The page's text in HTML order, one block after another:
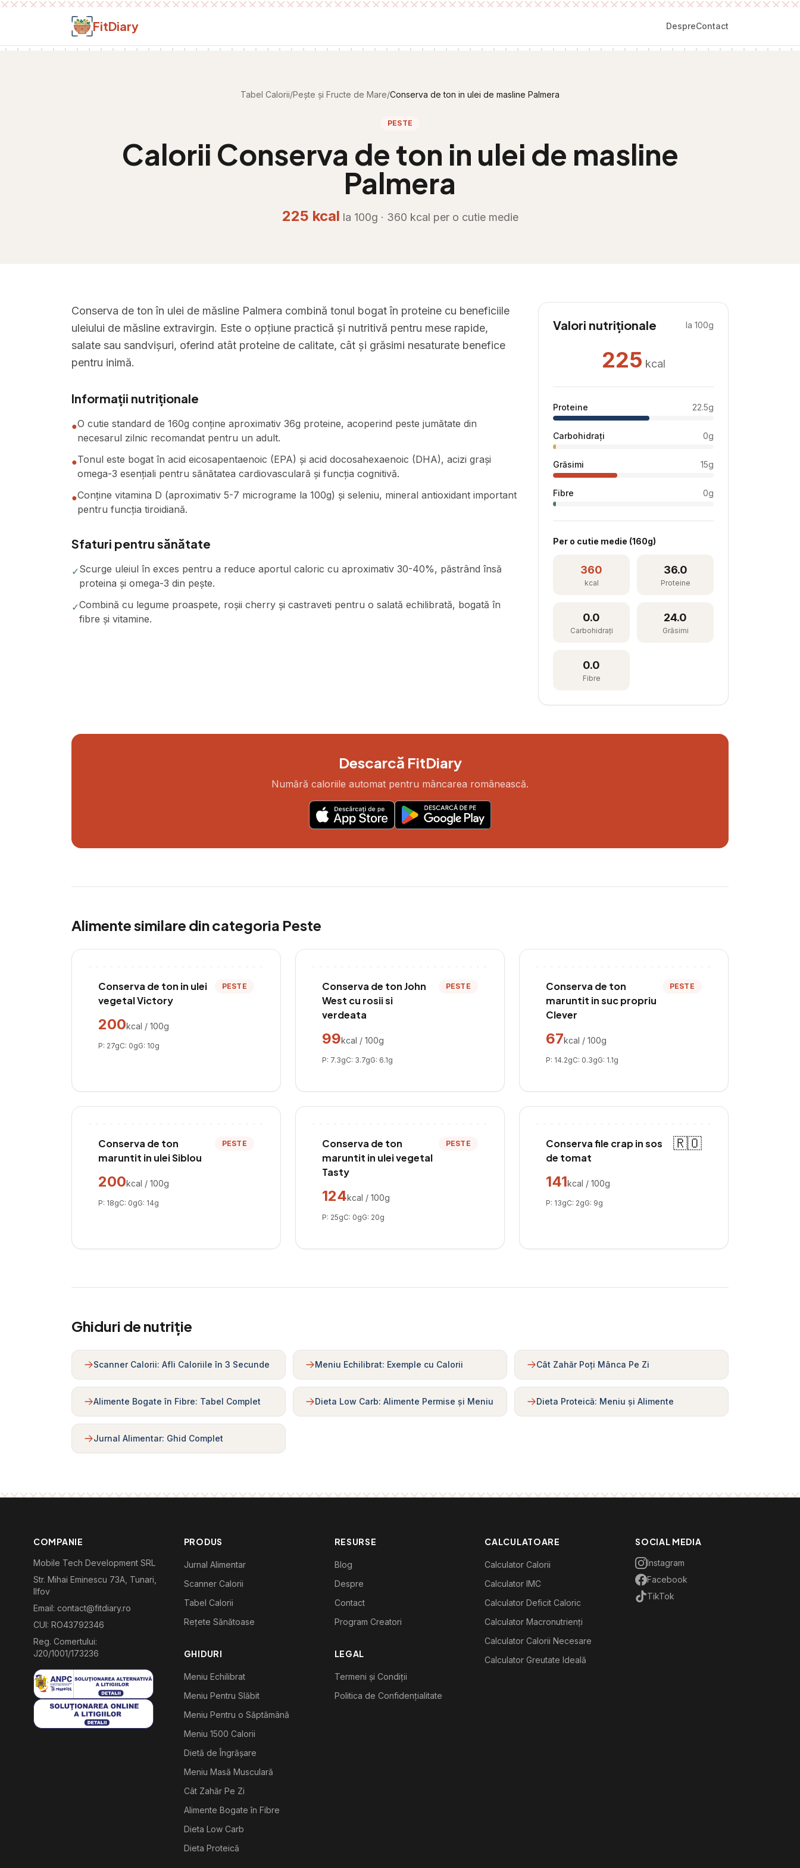
Salt la conținut
FitDiary DespreContact
Tabel Calorii/Pește și Fructe de Mare/Conserva de ton in ulei de masline Palmera
PESTE
Calorii Conserva de ton in ulei de masline
Palmera
225 kcal la 100g · 360 kcal per o cutie medie
Conserva de ton în ulei de măsline Palmera combină tonul bogat în proteine cu beneficiile
uleiului de măsline extravirgin. Este o opțiune practică și nutritivă pentru mese rapide,
salate sau sandvișuri, oferind atât proteine de calitate, cât și grăsimi nesaturate benefice
pentru inimă.
Informații nutriționale
●O cutie standard de 160g conține aproximativ 36g proteine, acoperind peste jumătate din
necesarul zilnic recomandat pentru un adult.
●Tonul este bogat în acid eicosapentaenoic (EPA) și acid docosahexaenoic (DHA), acizi grași
omega-3 esențiali pentru sănătatea cardiovasculară și funcția cognitivă.
●Conține vitamina D (aproximativ 5-7 micrograme la 100g) și seleniu, mineral antioxidant important
pentru funcția tiroidiană.
Sfaturi pentru sănătate
✓Scurge uleiul în exces pentru a reduce aportul caloric cu aproximativ 30-40%, păstrând însă
proteina și omega-3 din pește.
✓Combină cu legume proaspete, roșii cherry și castraveti pentru o salată echilibrată, bogată în
fibre și vitamine.
Valori nutriționale la 100g
225 kcal
Proteine 22.5g
Carbohidrați 0g
Grăsimi 15g
Fibre 0g
Per o cutie medie (160g)
360
kcal
36.0
Proteine
0.0
Carbohidrați
24.0
Grăsimi
0.0
Fibre
Descarcă FitDiary
Numără caloriile automat pentru mâncarea românească.
Alimente similare din categoria Peste
Conserva de ton in ulei
vegetal Victory
PESTE
200kcal / 100g
P: 27gC: 0gG: 10g
Conserva de ton John
West cu rosii si
verdeata
PESTE
99kcal / 100g
P: 7.3gC: 3.7gG: 6.1g
Conserva de ton
maruntit in suc propriu
Clever
PESTE
67kcal / 100g
P: 14.2gC: 0.3gG: 1.1g
Conserva de ton
maruntit in ulei Siblou
PESTE
200kcal / 100g
P: 18gC: 0gG: 14g
Conserva de ton
maruntit in ulei vegetal
Tasty
PESTE
124kcal / 100g
P: 25gC: 0gG: 20g
Conserva file crap in sos
de tomat
🇷🇴
141kcal / 100g
P: 13gC: 2gG: 9g
Ghiduri de nutriție
Scanner Calorii: Afli Caloriile în 3 Secunde Meniu Echilibrat: Exemple cu Calorii Cât Zahăr Poți Mânca Pe Zi
Alimente Bogate în Fibre: Tabel Complet Dieta Low Carb: Alimente Permise și Meniu Dieta Proteică: Meniu și Alimente
Jurnal Alimentar: Ghid Complet
COMPANIE
Mobile Tech Development SRL
Str. Mihai Eminescu 73A, Tunari,
Ilfov
Email: contact@fitdiary.ro
CUI: RO43792346
Reg. Comertului:
J20/1001/173236
PRODUS
Jurnal Alimentar
Scanner Calorii
Tabel Calorii
Rețete Sănătoase
GHIDURI
Meniu Echilibrat
Meniu Pentru Slăbit
Meniu Pentru o Săptămână
Meniu 1500 Calorii
Dietă de Îngrășare
Meniu Masă Musculară
Cât Zahăr Pe Zi
Alimente Bogate în Fibre
Dieta Low Carb
Dieta Proteică
RESURSE
Blog
Despre
Contact
Program Creatori
LEGAL
Termeni și Condiții
Politica de Confidențialitate
CALCULATOARE
Calculator Calorii
Calculator IMC
Calculator Deficit Caloric
Calculator Macronutrienți
Calculator Calorii Necesare
Calculator Greutate Ideală
SOCIAL MEDIA
Instagram
Facebook
TikTok